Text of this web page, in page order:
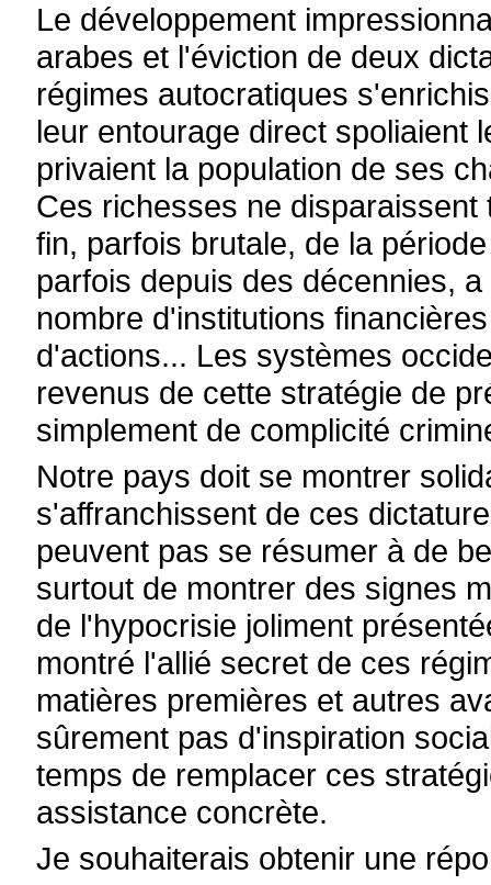
Le développement
arabes et l'éviction de deux
régimes autocratiques
leur entourage direct spoliaient
privaient la population de ses
Ces richesses ne
fin, parfois brutale, de la
parfois depuis des décennies,
nombre d'institutions
d'actions... Les systèmes
revenus de cette stratégie de
simplement de complicité
Notre pays doit se montrer
s'affranchissent de ces
peuvent pas se résumer à de
surtout de montrer des signes
de l'hypocrisie joliment
montré l'allié secret de ces
matières premières et autres
sûrement pas d'inspiration
temps de remplacer ces
assistance concrète.
Je souhaiterais obtenir une